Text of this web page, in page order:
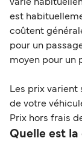
varie
est
coûtent
pour un
moyen pour un
Les prix varient
de votre
Prix hors frais
Quelle est